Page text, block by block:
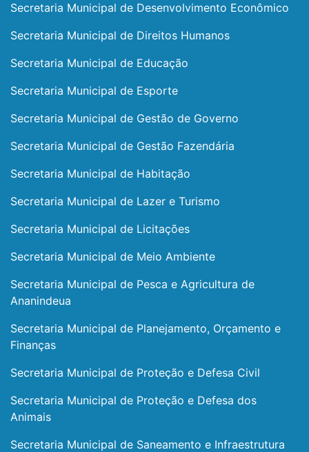
Secretaria Municipal de Desenvolvimento Econômico
Secretaria Municipal de Direitos Humanos
Secretaria Municipal de Educação
Secretaria Municipal de Esporte
Secretaria Municipal de Gestão de Governo
Secretaria Municipal de Gestão Fazendária
Secretaria Municipal de Habitação
Secretaria Municipal de Lazer e Turismo
Secretaria Municipal de Licitações
Secretaria Municipal de Meio Ambiente
Secretaria Municipal de Pesca e Agricultura de
Ananindeua
Secretaria Municipal de Planejamento, Orçamento e
Finanças
Secretaria Municipal de Proteção e Defesa Civil
Secretaria Municipal de Proteção e Defesa dos
Animais
Secretaria Municipal de Saneamento e Infraestrutura